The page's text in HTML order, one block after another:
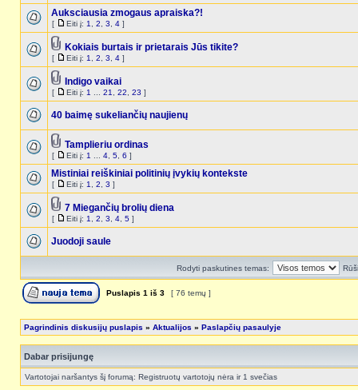
Auksciausia zmogaus apraiska?!
[ Eiti į: 1 2 3 4 ]
Kokiais burtais ir prietarais Jūs tikite?
[ Eiti į: 1 2 3 4 ]
Indigo vaikai
[ Eiti į: 1 21 22 23 ]
40 baimę sukeliančių naujienų
Tamplieriu ordinas
[ Eiti į: 1 4 5 6 ]
Mistiniai reiškiniai politinių įvykių kontekste
[ Eiti į: 1 2 3 ]
7 Miegančių brolių diena
[ Eiti į: 1 2 3 4 5 ]
Juodoji saule
Rodyti paskutines temas:
Puslapis 1 iš 3 [ 76 temų ]
Pagrindinis diskusijų puslapis » Aktualijos » Paslapčių pasaulyje
Dabar prisijungę
Vartotojai naršantys šį forumą: Registruotų vartotojų nėra ir 1 svečias